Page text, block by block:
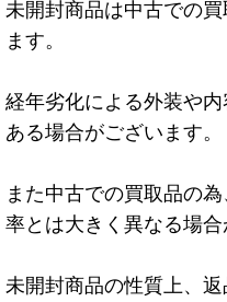
未開封商品は中古での
ます。
経年劣化による外装や
ある場合がございます。
また中古での買取品の
率とは大きく異なる場合
未開封商品の性質上、